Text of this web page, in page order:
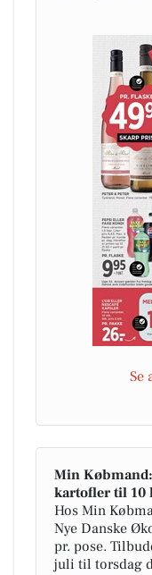
Se
Min
kartofler til 10
Hos Min
Nye Danske
pr. pose.
juli til torsdag